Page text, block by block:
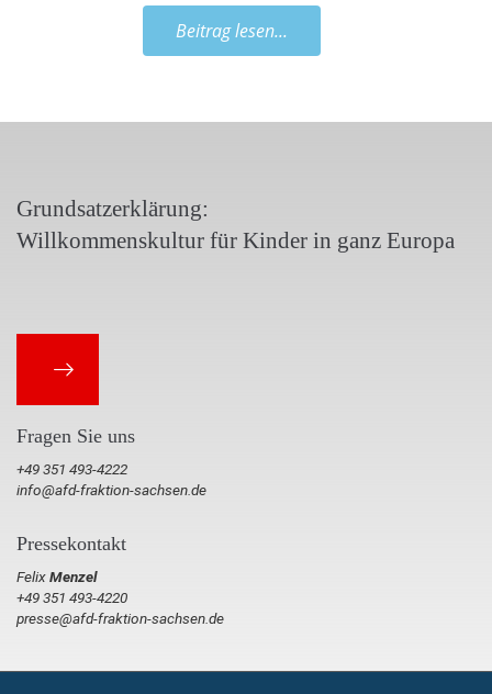
Beitrag lesen...
Grundsatzerklärung:
Willkommenskultur für Kinder in ganz Europa
Fragen Sie uns
+49 351 493-4222
info@afd-fraktion-sachsen.de
Pressekontakt
FelixMenzel
+49 351 493-4220
presse@afd-fraktion-sachsen.de